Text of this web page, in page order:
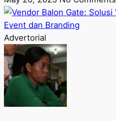
Advertorial